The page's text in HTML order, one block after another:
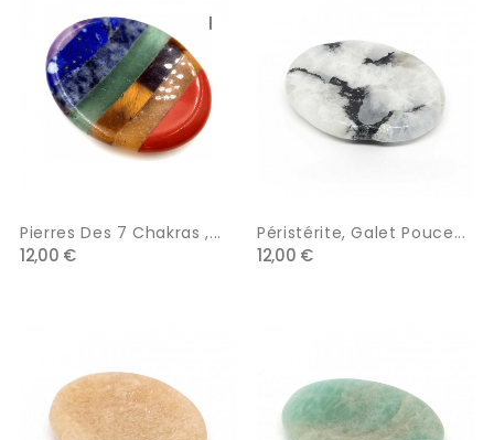
Pierres Des 7 Chakras ,...
12,00 €
Péristérite, Galet Pouce...
12,00 €